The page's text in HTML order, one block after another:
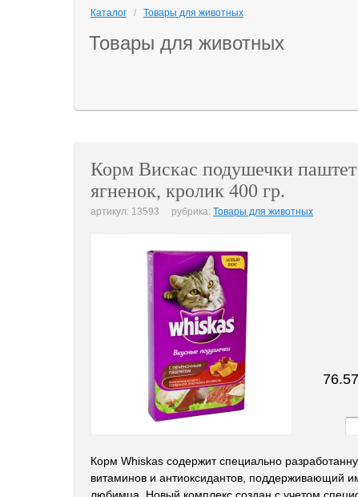
Каталог / Товары для животных
Товары для животных
Корм Вискас подушечки паштет
ягненок, кролик 400 гр.
артикул: 13593 рубрика: Товары для животных
Корм Whiskas содержит специально
витаминов и антиоксидантов, поддерживающий